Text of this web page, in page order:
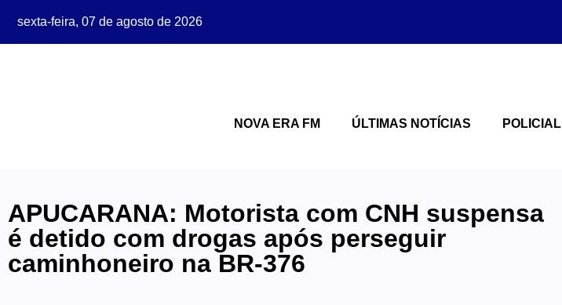
sexta-feira, 07 de agosto de 2026
NOVA ERA FM ÚLTIMAS NOTÍCIAS POLICIAL
APUCARANA: Motorista com CNH suspensa
é detido com drogas após perseguir
caminhoneiro na BR-376